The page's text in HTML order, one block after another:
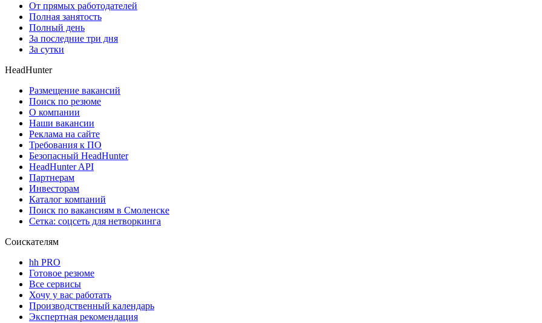
От прямых работодателей
Полная занятость
Полный день
За последние три дня
За сутки
HeadHunter
Размещение вакансий
Поиск по резюме
О компании
Наши вакансии
Реклама на сайте
Требования к ПО
Безопасный HeadHunter
HeadHunter API
Партнерам
Инвесторам
Каталог компаний
Поиск по вакансиям в Смоленске
Сетка: соцсеть для нетворкинга
Соискателям
hh PRO
Готовое резюме
Все сервисы
Хочу у вас работать
Производственный календарь
Экспертная рекомендация